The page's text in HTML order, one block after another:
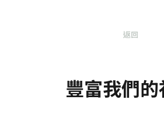
返回
豐富我們的